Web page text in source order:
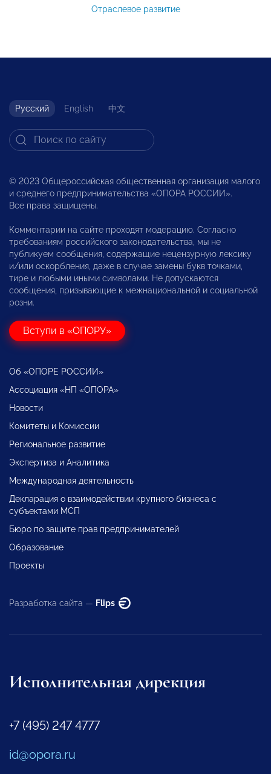
Отраслевое развитие
Русский English 中文
© 2023 Общероссийская общественная организация малого
и среднего предпринимательства «ОПОРА РОССИИ».
Все права защищены.
Комментарии на сайте проходят модерацию. Согласно
требованиям российского законодательства, мы не
публикуем сообщения, содержащие нецензурную лексику
и/или оскорбления, даже в случае замены букв точками,
тире и любыми иными символами. Не допускаются
сообщения, призывающие к межнациональной и социальной
розни.
Вступи в «ОПОРУ»
Об «ОПОРЕ РОССИИ»
Ассоциация «НП «ОПОРА»
Новости
Комитеты и Комиссии
Региональное развитие
Экспертиза и Аналитика
Международная деятельность
Декларация о взаимодействии крупного бизнеса с
субъектами МСП
Бюро по защите прав предпринимателей
Образование
Проекты
Разработка сайта — Flips
Исполнительная дирекция
+7 (495) 247 4777
id@opora.ru